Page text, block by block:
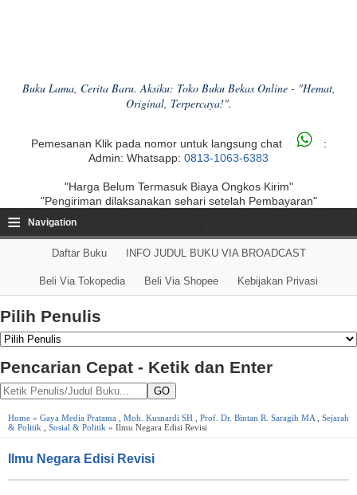
Buku Lama, Cerita Baru. Aksiku: Toko Buku Bekas Online - "Hemat,
Original, Terpercaya!".
Pemesanan Klik pada nomor untuk langsung chat
:
Admin: Whatsapp: 0813-1063-6383
"Harga Belum Termasuk Biaya Ongkos Kirim"
"Pengiriman dilaksanakan sehari setelah Pembayaran"
≡ Navigation
Daftar Buku INFO JUDUL BUKU VIA BROADCAST
Beli Via Tokopedia Beli Via Shopee Kebijakan Privasi
Pilih Penulis
Pencarian Cepat - Ketik dan Enter
GO
Home » Gaya Media Pratama Moh. Kusnardi SH Prof. Dr. Bintan R. Saragih MA
Sejarah
& Politik
Sosial & Politik » Ilmu Negara Edisi Revisi
Ilmu Negara Edisi Revisi